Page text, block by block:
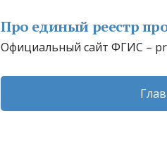
Про единый реестр
Официальный сайт ФГИС –